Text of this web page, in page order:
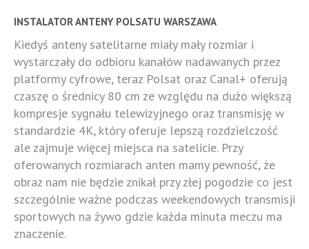
INSTALATOR ANTENY POLSATU WARSZAWA
Kiedyś anteny satelitarne miały mały rozmiar i
wystarczały do odbioru kanałów nadawanych przez
platformy cyfrowe, teraz Polsat oraz Canal+ oferują
czaszę o średnicy 80 cm ze względu na dużo większą
kompresje sygnału telewizyjnego oraz transmisję w
standardzie 4K, który oferuje lepszą rozdzielczość
ale zajmuje więcej miejsca na satelicie. Przy
oferowanych rozmiarach anten mamy pewność, że
obraz nam nie będzie znikał przy złej pogodzie co jest
szczególnie ważne podczas weekendowych transmisji
sportowych na żywo gdzie każda minuta meczu ma
znaczenie.